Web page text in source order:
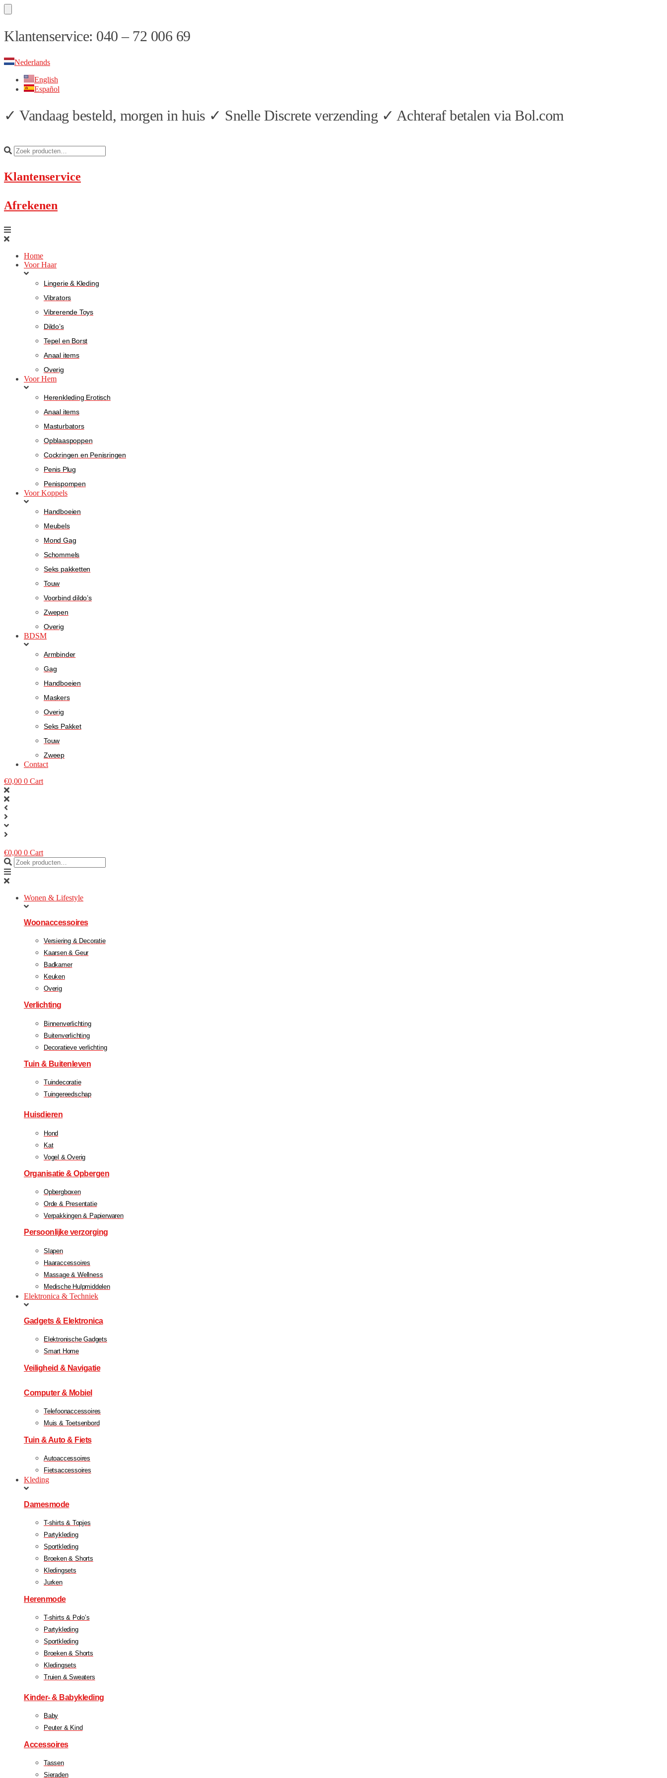
Skip
to
Skip
to
Klantenservice: 040 – 72 006 69
Nederlands
English
Español
✓ Vandaag besteld, morgen in huis ✓ Snelle Discrete verzending ✓ Achteraf betalen via Bol.com
Klantenservice
Afrekenen
Home
Voor Haar
Lingerie & Kleding
Vibrators
Vibrerende Toys
Dildo’s
Tepel en Borst
Anaal items
Overig
Voor Hem
Herenkleding Erotisch
Anaal items
Masturbators
Opblaaspoppen
Cockringen en Penisringen
Penis Plug
Penispompen
Voor Koppels
Handboeien
Meubels
Mond Gag
Schommels
Seks pakketten
Touw
Voorbind dildo’s
Zwepen
Overig
BDSM
Armbinder
Gag
Handboeien
Maskers
Overig
Seks Pakket
Touw
Zweep
Contact
€0,00 0 Cart
€0,00 0 Cart
Wonen & Lifestyle
Woonaccessoires
Versiering & Decoratie
Kaarsen & Geur
Badkamer
Keuken
Overig
Verlichting
Binnenverlichting
Buitenverlichting
Decoratieve verlichting
Tuin & Buitenleven
Tuindecoratie
Tuingereedschap
Huisdieren
Hond
Kat
Vogel & Overig
Organisatie & Opbergen
Opbergboxen
Orde & Presentatie
Verpakkingen & Papierwaren
Persoonlijke verzorging
Slapen
Haaraccessoires
Massage & Wellness
Medische Hulpmiddelen
Elektronica & Techniek
Gadgets & Elektronica
Elektronische Gadgets
Smart Home
Veiligheid & Navigatie
Computer & Mobiel
Telefoonaccessoires
Muis & Toetsenbord
Tuin & Auto & Fiets
Autoaccessoires
Fietsaccessoires
Kleding
Damesmode
T-shirts & Topjes
Partykleding
Sportkleding
Broeken & Shorts
Kledingsets
Jurken
Herenmode
T-shirts & Polo’s
Partykleding
Sportkleding
Broeken & Shorts
Kledingsets
Truien & Sweaters
Kinder- & Babykleding
Baby
Peuter & Kind
Accessoires
Tassen
Sieraden